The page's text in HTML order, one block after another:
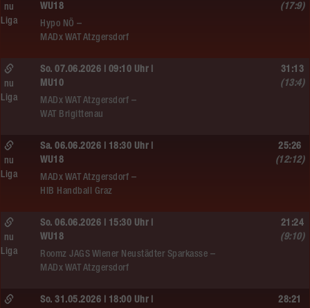
WU18
Hypo NÖ –
MADx WAT Atzgersdorf
nu
Liga
(17:9)
So. 07.06.2026 | 09:10 Uhr |
MU10
MADx WAT Atzgersdorf –
WAT Brigittenau
nu
Liga
31:13
(13:4)
Sa. 06.06.2026 | 18:30 Uhr |
WU18
MADx WAT Atzgersdorf –
HIB Handball Graz
nu
Liga
25:26
(12:12)
So. 06.06.2026 | 15:30 Uhr |
WU18
Roomz JAGS Wiener Neustädter Sparkasse –
MADx WAT Atzgersdorf
nu
Liga
21:24
(9:10)
So. 31.05.2026 | 18:00 Uhr |
28:21